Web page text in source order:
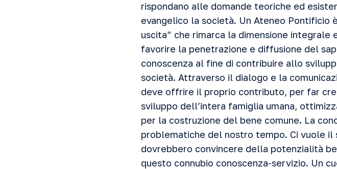
rispondano alle domande teoriche ed
evangelico la società. Un Ateneo Pontificio
uscita” che rimarca la dimensione
favorire la penetrazione e diffusione del
conoscenza al fine di contribuire allo
società. Attraverso il dialogo e la
deve offrire il proprio contributo, per far
sviluppo dell’intera famiglia umana,
per la costruzione del bene comune. La
problematiche del nostro tempo. Ci vuole il
dovrebbero convincere della potenzialità
questo connubio conoscenza-servizio. Un